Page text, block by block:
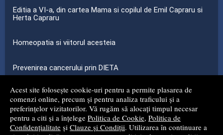
Acest site folosește cookie-uri pentru a permite plasarea de
comenzi online, precum și pentru analiza traficului și a
preferințelor vizitatorilor. Vă rugăm să alocați timpul necesar
pentru a citi și a înțelege Politica de Cookie, Politica de
Confidențialitate și Clauze și Condiții. Utilizarea în continuare a
Editia a VI-a, din cartea Mama si copilul de Emil Capraru si
Herta Capraru
Homeopatia si viitorul acesteia
Prevenirea cancerului prin DIETA
...toate știrile
© 2008 - 2026S.C. MG NET DISTRIBUTION S.R.L.